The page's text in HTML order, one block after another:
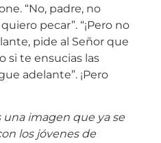
“No, padre, no
pecar”. “¡Pero no
pide al Señor que
si te ensucias las
adelante”. ¡Pero
una imagen que ya se
los jóvenes de